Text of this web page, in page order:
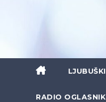
LJUBUŠKI
RADIO OGLASNIK